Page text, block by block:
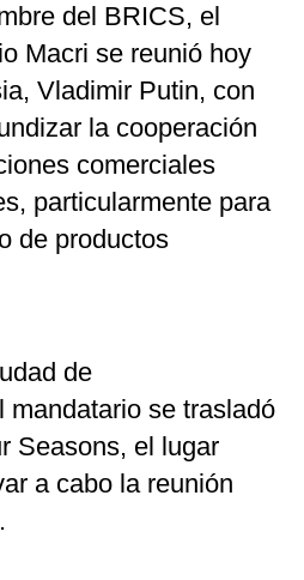
del BRICS, el
Macri se reunió hoy
Vladimir Putin, con
la cooperación
comerciales
particularmente para
de productos
de
mandatario se trasladó
Seasons, el lugar
a cabo la reunión